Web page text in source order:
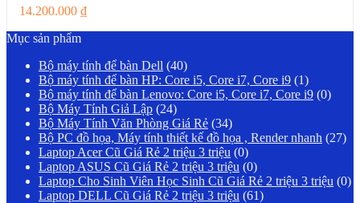
14.200.000 ₫
Mục sản phẩm
Bộ máy tính để bàn Dell (40)
Bộ máy tính để bàn HP: Core i5, Core i7, Core i9 (1)
Bộ máy tính để bàn Lenovo: Core i5, Core i7, Core i9 (0)
Bộ Máy Tính Giả Lập (24)
Bộ Máy Tính Văn Phòng Giá Rẻ (34)
Bộ PC đồ họa, Máy tính thiết kế đồ họa , Render nhanh (27)
Laptop Acer Cũ Giá Rẻ 2 triệu 3 triệu (0)
Laptop ASUS Cũ Giá Rẻ 2 triệu 3 triệu (0)
Laptop Cho Sinh Viên Học Sinh Cũ Giá Rẻ 2 triệu 3 triệu (0)
Laptop DELL Cũ Giá Rẻ 2 triệu 3 triệu (61)